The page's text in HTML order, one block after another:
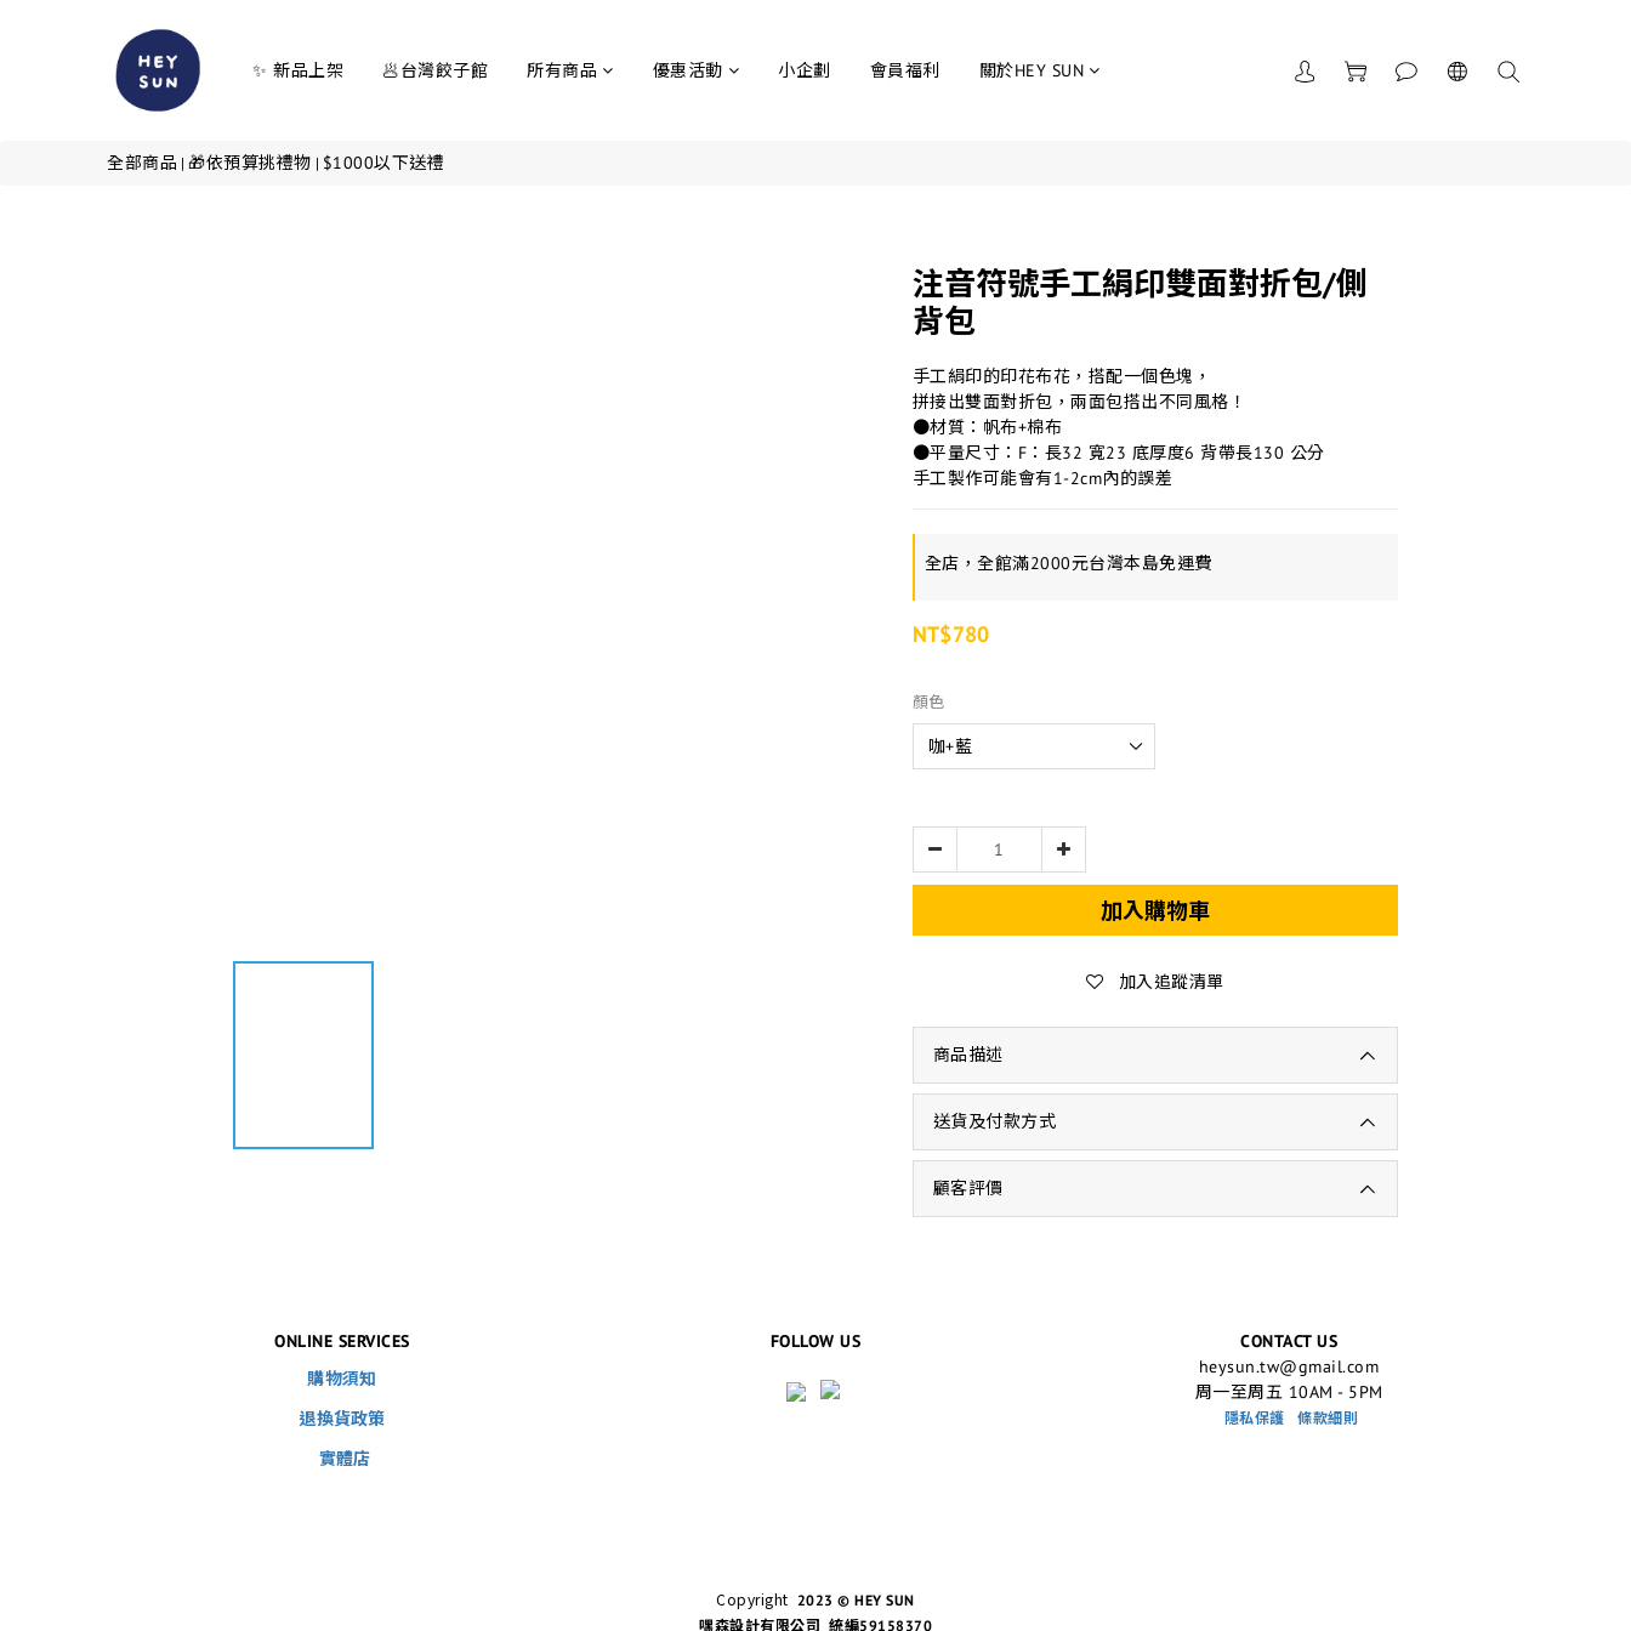
✨ 新品上架 🥟台灣餃子館 所有商品 優惠活動 小企劃 會員福利 關於HEY SUN
全部商品 | 🎁依預算挑禮物 | $1000以下送禮
注音符號手工絹印雙面對折包/側
背包
手工絹印的印花布花，搭配一個色塊，
拼接出雙面對折包，兩面包搭出不同風格！
●材質：帆布+棉布
●平量尺寸：F：長32 寬23 底厚度6 背帶長130 公分
手工製作可能會有1-2cm內的誤差
全店，全館滿2000元台灣本島免運費
NT$780
顏色
加入購物車
加入追蹤清單
商品描述
送貨及付款方式
顧客評價
ONLINE SERVICES
購物須知
退換貨政策
實體店
FOLLOW US
CONTACT US
heysun.tw@gmail.com
周一至周五 10AM - 5PM
隱私保護 條款細則
Copyright 2023 © HEY SUN
嘿森設計有限公司 統編59158370